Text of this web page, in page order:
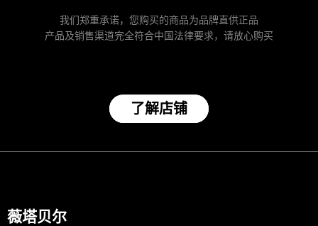
我们郑重承诺，您购买的商品为品牌直供正品
产品及销售渠道完全符合中国法律要求，请放心购买
了解店铺
薇塔贝尔